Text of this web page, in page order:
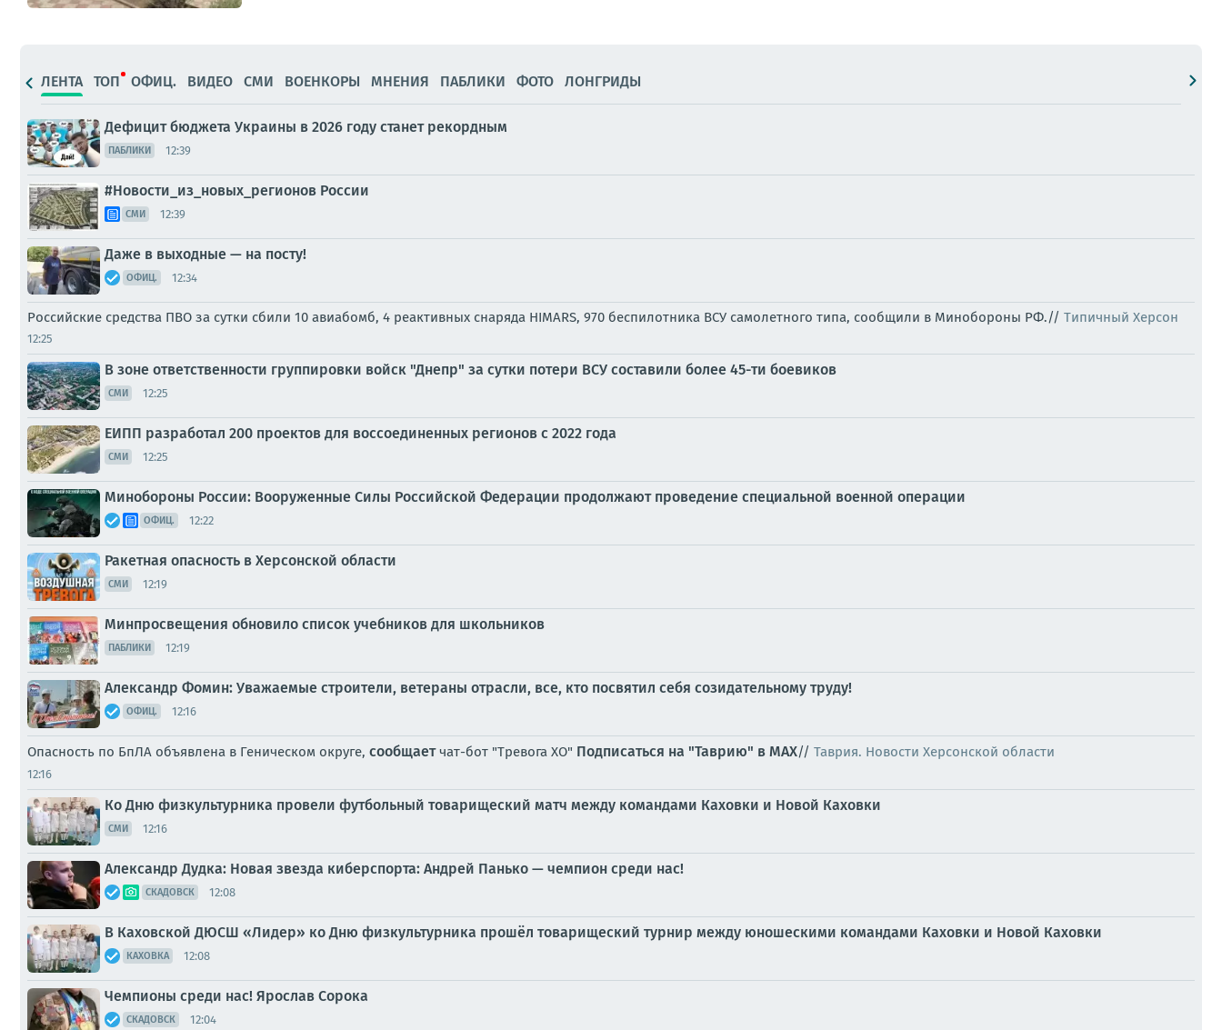
ЛЕНТА ТОП ОФИЦ. ВИДЕО СМИ ВОЕНКОРЫ МНЕНИЯ ПАБЛИКИ ФОТО ЛОНГРИДЫ
Дефицит бюджета Украины в 2026 году станет рекордным
ПАБЛИКИ 12:39
#Новости_из_новых_регионов России
СМИ 12:39
Даже в выходные — на посту!
ОФИЦ. 12:34
Российские средства ПВО за сутки сбили 10 авиабомб, 4 реактивных снаряда HIMARS, 970 беспилотника ВСУ самолетного типа, сообщили в Минобороны РФ.// Типичный Херсон
12:25
В зоне ответственности группировки войск "Днепр" за сутки потери ВСУ составили более 45-ти боевиков
СМИ 12:25
ЕИПП разработал 200 проектов для воссоединенных регионов с 2022 года
СМИ 12:25
Минобороны России: Вооруженные Силы Российской Федерации продолжают проведение специальной военной операции
ОФИЦ. 12:22
Ракетная опасность в Херсонской области
СМИ 12:19
Минпросвещения обновило список учебников для школьников
ПАБЛИКИ 12:19
Александр Фомин: Уважаемые строители, ветераны отрасли, все, кто посвятил себя созидательному труду!
ОФИЦ. 12:16
Опасность по БпЛА объявлена в Геническом округе, сообщаетчат-бот "Тревога ХО" Подписаться на "Таврию" в MAX// Таврия. Новости Херсонской области
12:16
Ко Дню физкультурника провели футбольный товарищеский матч между командами Каховки и Новой Каховки
СМИ 12:16
Александр Дудка: Новая звезда киберспорта: Андрей Панько — чемпион среди нас!
СКАДОВСК 12:08
В Каховской ДЮСШ «Лидер» ко Дню физкультурника прошёл товарищеский турнир между юношескими командами Каховки и Новой Каховки
КАХОВКА 12:08
Чемпионы среди нас! Ярослав Сорока
СКАДОВСК 12:04